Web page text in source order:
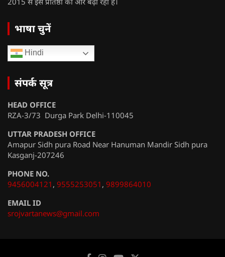
भाषा चुनें
Hindi
संपर्क सूत्र
HEAD OFFICE
RZA-3/73 Durga Park Delhi-110045
UTTAR PRADESH OFFICE
Amapur Sidh pura Road Near Hanuman Mandir Sidh pura
Kasganj-207246
PHONE NO.
9456004121 , 9555253051 , 9899864010
EMAIL ID
srojvartanews@gmail.com